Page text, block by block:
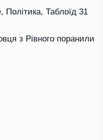
, Політика, Таблоїд 31
з Рівного поранили